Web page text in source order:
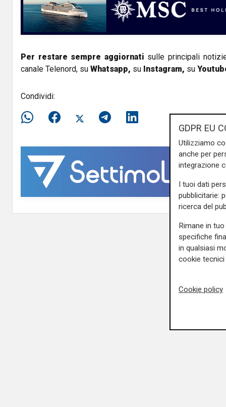
i
e
o
Per restare sempre aggiornati sulle principali
canale Telenord, su Whatsapp, su Instagram, su
Condividi:
GDPR EU
Utilizziamo
anche per
integrazione
I tuoi dati
pubblicitarie:
ricerca del
Rimane in
specifiche
in qualsiasi
cookie tecnici
Cookie policy